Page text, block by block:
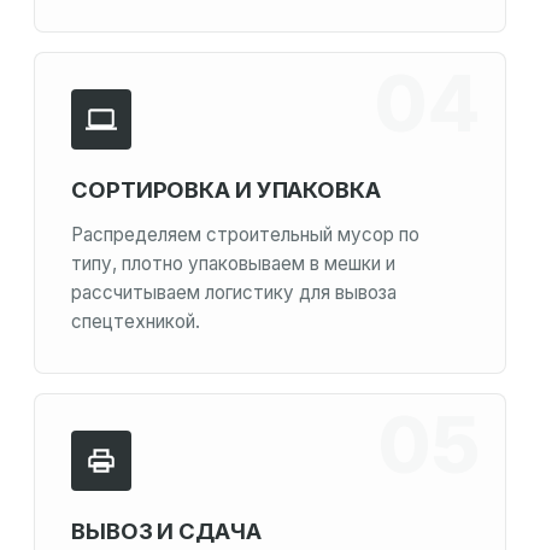
СОРТИРОВКА И УПАКОВКА
Распределяем строительный мусор по
типу, плотно упаковываем в мешки и
рассчитываем логистику для вывоза
спецтехникой.
ВЫВОЗ И СДАЧА